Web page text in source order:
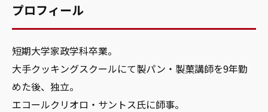
プロフィール
短期大学家政学科卒業。
大手クッキングスクールにて製パン・製菓講師を9年勤
めた後、独立。
エコールクリオロ・サントス氏に師事。